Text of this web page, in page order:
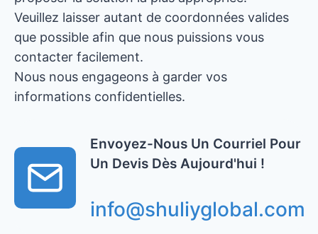
Veuillez laisser autant de coordonnées valides
que possible afin que nous puissions vous
contacter facilement.
Nous nous engageons à garder vos
informations confidentielles.
Envoyez-Nous Un Courriel Pour
Un Devis Dès Aujourd'hui !
info@shuliyglobal.com